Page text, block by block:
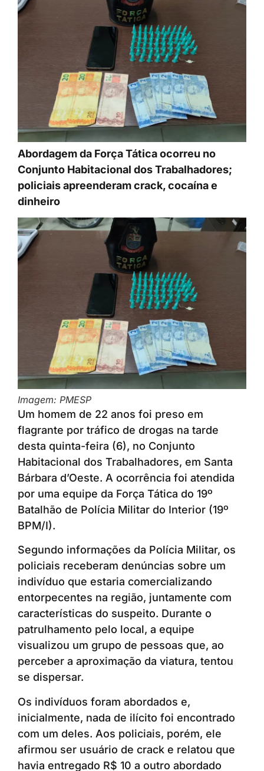
Abordagem da Força Tática ocorreu no
Conjunto Habitacional dos Trabalhadores;
policiais apreenderam crack, cocaína e
dinheiro
Imagem: PMESP
Um homem de 22 anos foi preso em
flagrante por tráfico de drogas na tarde
desta quinta-feira (6), no Conjunto
Habitacional dos Trabalhadores, em Santa
Bárbara d’Oeste. A ocorrência foi atendida
por uma equipe da Força Tática do 19º
Batalhão de Polícia Militar do Interior (19º
BPM/I).
Segundo informações da Polícia Militar, os
policiais receberam denúncias sobre um
indivíduo que estaria comercializando
entorpecentes na região, juntamente com
características do suspeito. Durante o
patrulhamento pelo local, a equipe
visualizou um grupo de pessoas que, ao
perceber a aproximação da viatura, tentou
se dispersar.
Os indivíduos foram abordados e,
inicialmente, nada de ilícito foi encontrado
com um deles. Aos policiais, porém, ele
afirmou ser usuário de crack e relatou que
havia entregado R$ 10 a outro abordado